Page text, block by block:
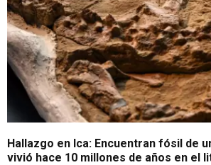
Hallazgo en Ica: Encuentran fósil de
vivió hace 10 millones de años en el